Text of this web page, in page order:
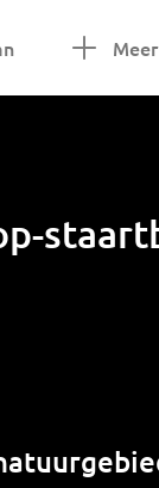
Meer